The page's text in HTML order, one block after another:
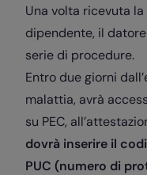
Una volta ricevuta
dipendente, il
serie di procedure.
Entro due giorni
malattia, avrà
su PEC,
dovrà inserire il
PUC (numero di